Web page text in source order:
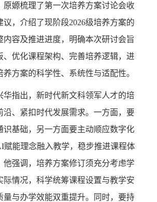
原嫄梳理了第一次培养方案讨论会收
议，介绍了现阶段2026级培养方案的
内容及推进进度，明确本次研讨会旨
、优化课程架构、完善培养逻辑，进
方案的科学性、系统性与适配性。
华指出，新时代新文科领军人才的培
沿、紧扣时代发展需求。一方面，要
识基础，另一方面要主动顺应数字化
赋能理念融入教学，稳步推进课程体
他强调，培养方案修订须充分考虑学
际情况，科学统筹课程设置与教学安
量与办学效能双重提升。同时，要持